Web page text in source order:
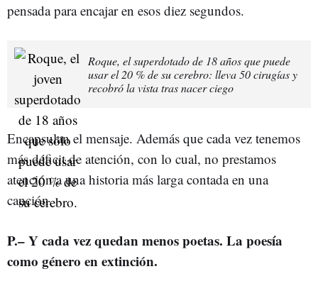
pensada para encajar en esos diez segundos.
Roque, el superdotado de 18 años que puede
usar el 20 % de su cerebro: lleva 50 cirugías y
recobró la vista tras nacer ciego
Encapsulan el mensaje. Además que cada vez tenemos
más déficit de atención, con lo cual, no prestamos
atención a una historia más larga contada en una
canción.
P.– Y cada vez quedan menos poetas. La poesía
como género en extinción.